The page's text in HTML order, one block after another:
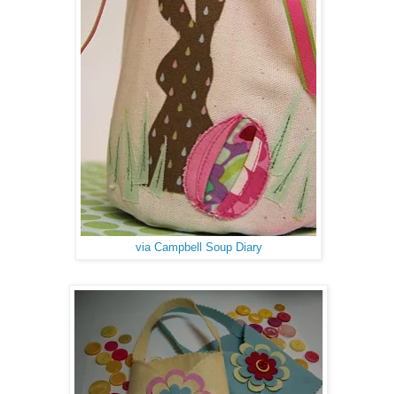
via Campbell Soup Diary